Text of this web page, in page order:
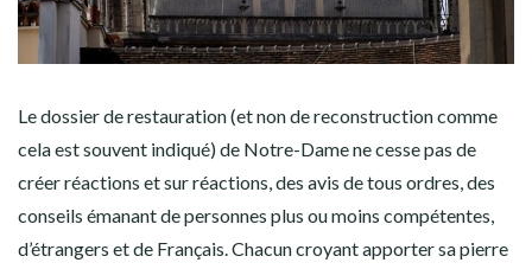
Le dossier de restauration (et non de reconstruction comme
cela est souvent indiqué) de Notre-Dame ne cesse pas de
créer réactions et sur réactions, des avis de tous ordres, des
conseils émanant de personnes plus ou moins compétentes,
d’étrangers et de Français. Chacun croyant apporter sa pierre